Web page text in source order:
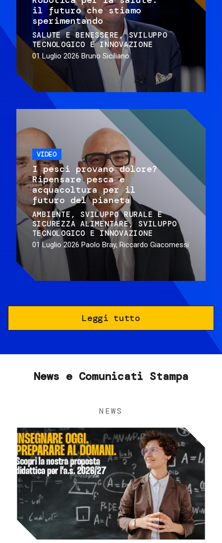
il futuro che stiamo
sperimentando
SALUTE E BENESSERE
SVILUPPO
TECNOLOGICO E INNOVAZIONE
01 Luglio 2026 Bruno Siciliano
VIDEO
I pesci provano dolore?
Ripensare pesca e
acquacoltura per il
futuro del pianeta
AMBIENTE
SVILUPPO RURALE E
SICUREZZA ALIMENTARE
SVILUPPO
TECNOLOGICO E INNOVAZIONE
01 Luglio 2026 Paolo Bray, Riccardo Giacomessi
Leggi tutto
News e Comunicati Stampa
NEWS